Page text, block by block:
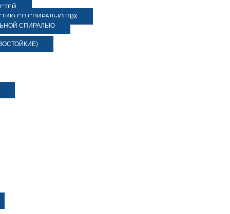
СО СПИРАЛЬЮ ПВХ
СПИРАЛЬЮ